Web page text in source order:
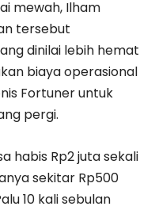
mewah, Ilham
tersebut
dinilai lebih hemat
biaya operasional
Fortuner untuk
pergi.
habis Rp2 juta sekali
sekitar Rp500
10 kali sebulan